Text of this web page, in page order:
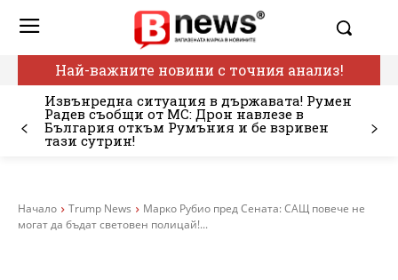
Най-важните новини с точния анализ!
Извънредна ситуация в държавата! Румен
Радев съобщи от МС: Дрон навлезе в
България откъм Румъния и бе взривен
тази сутрин!
Начало Trump News
Марко Рубио пред Сената: САЩ повече не
могат да бъдат световен полицай!...